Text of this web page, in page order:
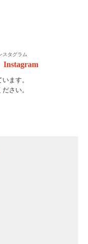
タグラム
ます。
さい。